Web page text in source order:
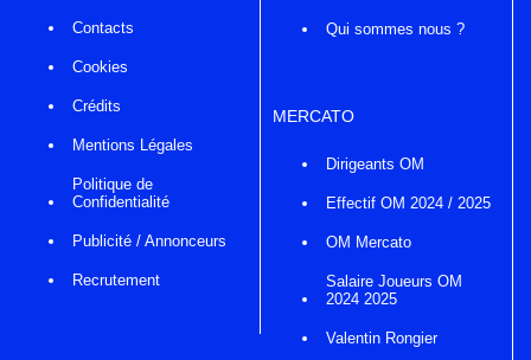
Contacts
Cookies
Crédits
Mentions Légales
Politique de
Confidentialité
Publicité / Annonceurs
Recrutement
Qui sommes nous ?
MERCATO
Dirigeants OM
Effectif OM 2024 / 2025
OM Mercato
Salaire Joueurs OM
2024 2025
Valentin Rongier